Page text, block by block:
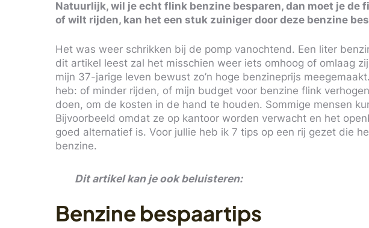
Natuurlijk, wil je echt flink benzine besparen, dan moet je de
of wilt rijden, kan het een stuk zuiniger door deze benzine
Het was weer schrikken bij de pomp vanochtend. Een liter
dit artikel leest zal het misschien weer iets omhoog of omlaag
mijn 37-jarige leven bewust zo’n hoge benzineprijs
heb: of minder rijden, of mijn budget voor benzine flink
doen, om de kosten in de hand te houden. Sommige mensen
Bijvoorbeeld omdat ze op kantoor worden verwacht en het
goed alternatief is. Voor jullie heb ik 7 tips op een rij gezet die
benzine.
Dit artikel kan je ook beluisteren:
Benzine bespaartips